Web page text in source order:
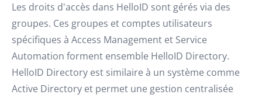
Les droits d'accès dans HelloID sont gérés via des
groupes. Ces groupes et comptes utilisateurs
spécifiques à Access Management et Service
Automation forment ensemble HelloID Directory.
HelloID Directory est similaire à un système comme
Active Directory et permet une gestion centralisée